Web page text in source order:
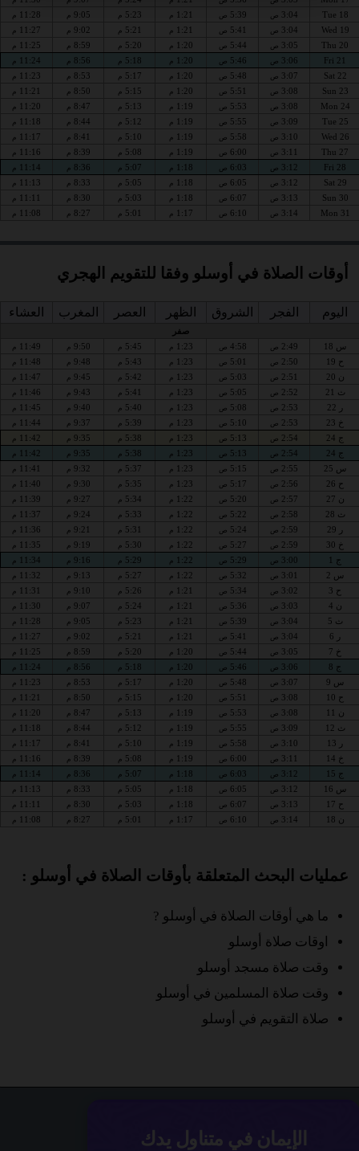
Tue 18
3:04 ص 5:39 ص 1:21 م 5:23 م 9:05 م 11:28 م
Wed 19
3:04 ص 5:41 ص 1:21 م 5:21 م 9:02 م 11:27 م
Thu 20
3:05 ص 5:44 ص 1:20 م 5:20 م 8:59 م 11:25 م
Fri 21
3:06 ص 5:46 ص 1:20 م 5:18 م 8:56 م 11:24 م
Sat 22
3:07 ص 5:48 ص 1:20 م 5:17 م 8:53 م 11:23 م
Sun 23
3:08 ص 5:51 ص 1:20 م 5:15 م 8:50 م 11:21 م
Mon 24
3:08 ص 5:53 ص 1:19 م 5:13 م 8:47 م 11:20 م
Tue 25
3:09 ص 5:55 ص 1:19 م 5:12 م 8:44 م 11:18 م
Wed 26
3:10 ص 5:58 ص 1:19 م 5:10 م 8:41 م 11:17 م
Thu 27
3:11 ص 6:00 ص 1:19 م 5:08 م 8:39 م 11:16 م
Fri 28
3:12 ص 6:03 ص 1:18 م 5:07 م 8:36 م 11:14 م
Sat 29
3:12 ص 6:05 ص 1:18 م 5:05 م 8:33 م 11:13 م
Sun 30
3:13 ص 6:07 ص 1:18 م 5:03 م 8:30 م 11:11 م
Mon 31
3:14 ص 6:10 ص 1:17 م 5:01 م 8:27 م 11:08 م
أوقات الصلاة في أوسلو وفقا للتقويم الهجري
اليوم الفجر الشروق الظهر العصر المغرب العشاء
صفر
س 18
2:49 ص 4:58 ص 1:23 م 5:45 م 9:50 م 11:49 م
ح 19 2:50 ص 5:01 ص 1:23 م 5:43 م 9:48 م 11:48 م
ن 20 2:51 ص 5:03 ص 1:23 م 5:42 م 9:45 م 11:47 م
ث 21 2:52 ص 5:05 ص 1:23 م 5:41 م 9:43 م 11:46 م
ر 22 2:53 ص 5:08 ص 1:23 م 5:40 م 9:40 م 11:45 م
خ 23 2:53 ص 5:10 ص 1:23 م 5:39 م 9:37 م 11:44 م
ج 24 2:54 ص 5:13 ص 1:23 م 5:38 م 9:35 م 11:42 م
ج 24 2:54 ص 5:13 ص 1:23 م 5:38 م 9:35 م 11:42 م
س 25 2:55 ص 5:15 ص 1:23 م 5:37 م 9:32 م 11:41 م
ح 26 2:56 ص 5:17 ص 1:23 م 5:35 م 9:30 م 11:40 م
ن 27 2:57 ص 5:20 ص 1:22 م 5:34 م 9:27 م 11:39 م
ث 28 2:58 ص 5:22 ص 1:22 م 5:33 م 9:24 م 11:37 م
ر 29 2:59 ص 5:24 ص 1:22 م 5:31 م 9:21 م 11:36 م
خ 30 2:59 ص 5:27 ص 1:22 م 5:30 م 9:19 م 11:35 م
ج 1 3:00 ص 5:29 ص 1:22 م 5:29 م 9:16 م 11:34 م
س 2 3:01 ص 5:32 ص 1:22 م 5:27 م 9:13 م 11:32 م
ح 3 3:02 ص 5:34 ص 1:21 م 5:26 م 9:10 م 11:31 م
ن 4 3:03 ص 5:36 ص 1:21 م 5:24 م 9:07 م 11:30 م
ث 5 3:04 ص 5:39 ص 1:21 م 5:23 م 9:05 م 11:28 م
ر 6 3:04 ص 5:41 ص 1:21 م 5:21 م 9:02 م 11:27 م
خ 7 3:05 ص 5:44 ص 1:20 م 5:20 م 8:59 م 11:25 م
ج 8 3:06 ص 5:46 ص 1:20 م 5:18 م 8:56 م 11:24 م
س 9 3:07 ص 5:48 ص 1:20 م 5:17 م 8:53 م 11:23 م
ح 10 3:08 ص 5:51 ص 1:20 م 5:15 م 8:50 م 11:21 م
ن 11 3:08 ص 5:53 ص 1:19 م 5:13 م 8:47 م 11:20 م
ث 12 3:09 ص 5:55 ص 1:19 م 5:12 م 8:44 م 11:18 م
ر 13 3:10 ص 5:58 ص 1:19 م 5:10 م 8:41 م 11:17 م
خ 14 3:11 ص 6:00 ص 1:19 م 5:08 م 8:39 م 11:16 م
ج 15 3:12 ص 6:03 ص 1:18 م 5:07 م 8:36 م 11:14 م
س 16 3:12 ص 6:05 ص 1:18 م 5:05 م 8:33 م 11:13 م
ح 17 3:13 ص 6:07 ص 1:18 م 5:03 م 8:30 م 11:11 م
ن 18 3:14 ص 6:10 ص 1:17 م 5:01 م 8:27 م 11:08 م
عمليات البحث المتعلقة بأوقات الصلاة في أوسلو :
ما هي أوقات الصلاة في أوسلو ?
اوقات صلاة أوسلو
وقت صلاة مسجد أوسلو
وقت صلاة المسلمين في أوسلو
صلاة التقويم في أوسلو
الإيمان في متناول يدك